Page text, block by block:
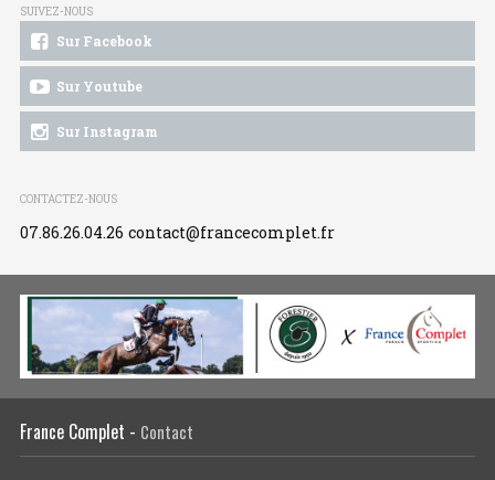
SUIVEZ-NOUS
Sur Facebook
Sur Youtube
Sur Instagram
CONTACTEZ-NOUS
07.86.26.04.26 contact@francecomplet.fr
France Complet - Contact